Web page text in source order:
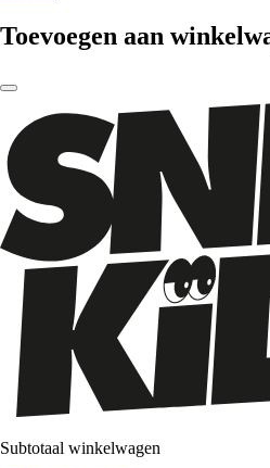
Toevoegen aan
Subtotaal winkelwagen